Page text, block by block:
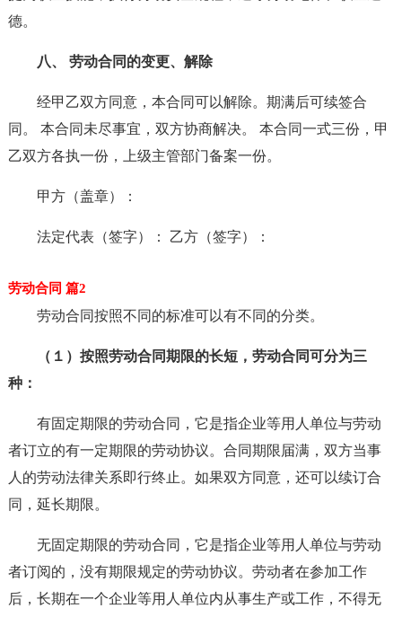
德。
八、 劳动合同的变更、解除
经甲乙双方同意，本合同可以解除。期满后可续签合
同。 本合同未尽事宜，双方协商解决。 本合同一式三份，甲
乙双方各执一份，上级主管部门备案一份。
甲方（盖章）：
法定代表（签字）： 乙方（签字）：
劳动合同 篇2
劳动合同按照不同的标准可以有不同的分类。
（１）按照劳动合同期限的长短，劳动合同可分为三
种：
有固定期限的劳动合同，它是指企业等用人单位与劳动
者订立的有一定期限的劳动协议。合同期限届满，双方当事
人的劳动法律关系即行终止。如果双方同意，还可以续订合
同，延长期限。
无固定期限的劳动合同，它是指企业等用人单位与劳动
者订阅的，没有期限规定的劳动协议。劳动者在参加工作
后，长期在一个企业等用人单位内从事生产或工作，不得无